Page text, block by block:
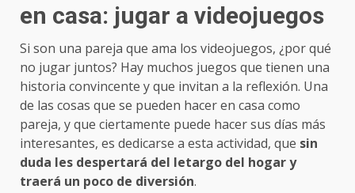
en casa: jugar a videojuegos
Si son una pareja que ama los videojuegos, ¿por qué
no jugar juntos? Hay muchos juegos que tienen una
historia convincente y que invitan a la reflexión. Una
de las cosas que se pueden hacer en casa como
pareja, y que ciertamente puede hacer sus días más
interesantes, es dedicarse a esta actividad, que sin
duda les despertará del letargo del hogar y
traerá un poco de diversión.